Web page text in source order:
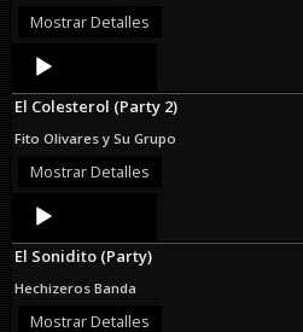
Mostrar Detalles
Audio
Player
El Colesterol (Party 2)
Fito Olivares y Su Grupo
Mostrar Detalles
Audio
Player
El Sonidito (Party)
Hechizeros Banda
Mostrar Detalles